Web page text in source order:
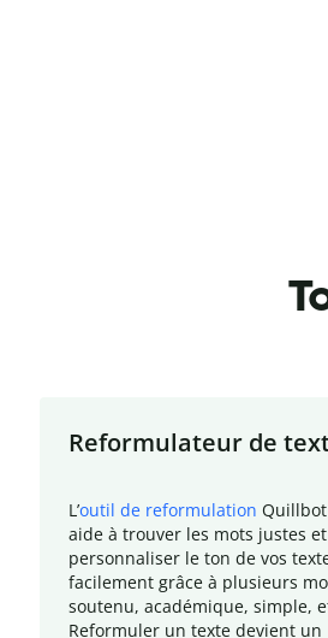
Reformulateur de
L ’outil de reformulation
aide à trouver les mots justes
personnaliser le ton de vos
facilement grâce à plusieurs
soutenu, académique, simple,
Reformuler un texte devient un